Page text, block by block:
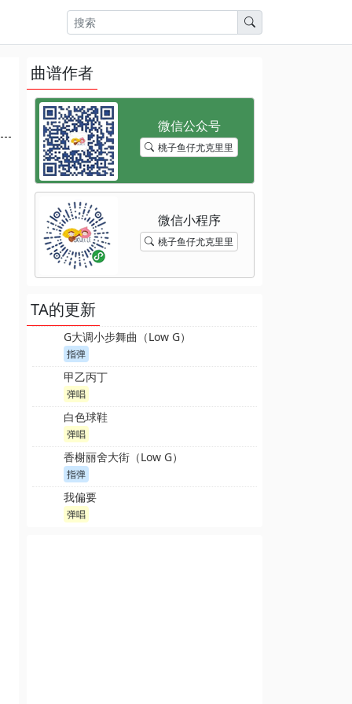
曲谱作者
桃子鱼仔尤克里里
桃子鱼仔尤克里里
TA的更新
G大调小步舞曲（Low G）
指弹
甲乙丙丁
弹唱
白色球鞋
弹唱
香榭丽舍大街（Low G）
指弹
我偏要
弹唱